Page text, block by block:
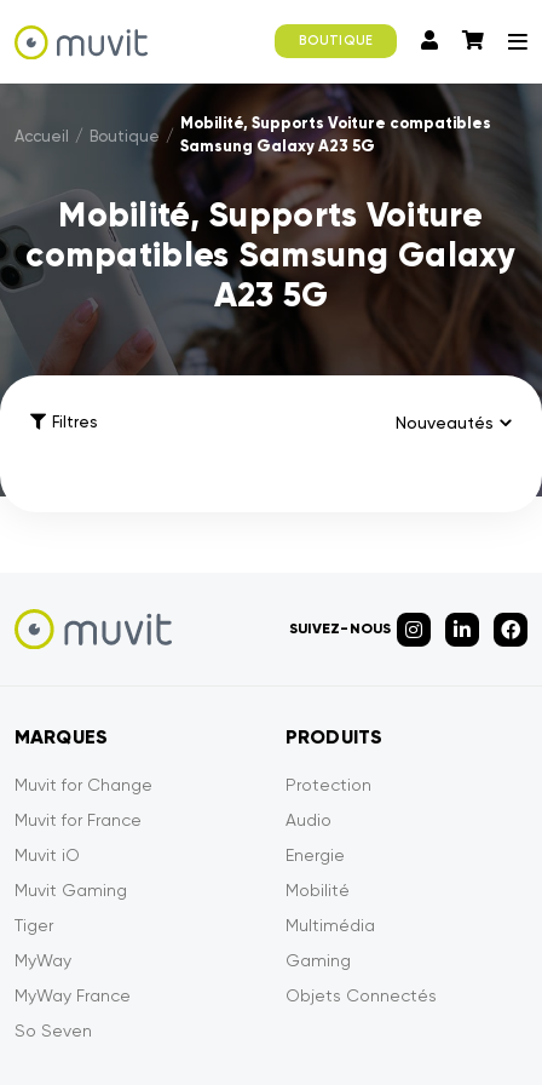
BOUTIQUE
Accueil / Boutique /
Mobilité, Supports Voiture compatibles
Samsung Galaxy A23 5G
Mobilité, Supports Voiture
compatibles Samsung Galaxy
A23 5G
Filtres
SUIVEZ-NOUS
MARQUES
Muvit for Change
Muvit for France
Muvit iO
Muvit Gaming
Tiger
MyWay
MyWay France
So Seven
PRODUITS
Protection
Audio
Energie
Mobilité
Multimédia
Gaming
Objets Connectés